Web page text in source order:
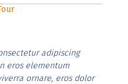
adipiscing
eros elementum
ornare, eros dolor